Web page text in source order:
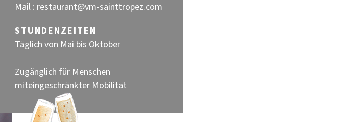
Mail : restaurant@vm-sainttropez.com
STUNDENZEITEN
Täglich von Mai bis Oktober
Zugänglich für Menschen
miteingeschränkter Mobilität